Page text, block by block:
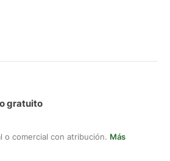
gratuito
o comercial con atribución. Más